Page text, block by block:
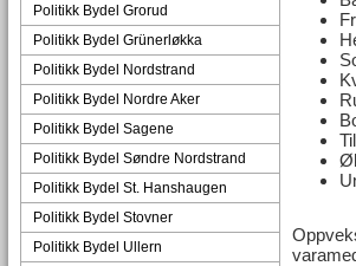
Politikk Bydel Grorud
Politikk Bydel Grünerløkka
Politikk Bydel Nordstrand
Politikk Bydel Nordre Aker
Politikk Bydel Sagene
Politikk Bydel Søndre Nordstrand
Politikk Bydel St. Hanshaugen
Politikk Bydel Stovner
Politikk Bydel Ullern